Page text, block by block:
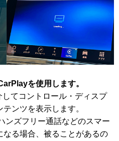
を使用します。
してコントロール・ディスプ
ンツを表示します。
ンズフリー通話などのスマー
なる場合、被ることがあるの